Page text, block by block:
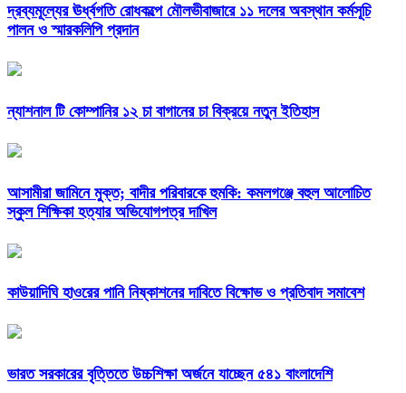
দ্রব্যমূল্যের ঊর্ধ্বগতি রোধকল্পে মৌলভীবাজারে ১১ দলের অবস্থান কর্মসূচি
পালন ও স্মারকলিপি প্রদান
ন্যাশনাল টি কোম্পানির ১২ চা বাগানের চা বিক্রয়ে নতুন ইতিহাস
আসামীরা জামিনে মুক্ত; বাদীর পরিবারকে হুমকি: কমলগঞ্জে বহুল আলোচিত
স্কুল শিক্ষিকা হত্যার অভিযোগপত্র দাখিল
কাউয়াদিঘি হাওরের পানি নিষ্কাশনের দাবিতে বিক্ষোভ ও প্রতিবাদ সমাবেশ
ভারত সরকারের বৃত্তিতে উচ্চশিক্ষা অর্জনে যাচ্ছেন ৫৪১ বাংলাদেশি